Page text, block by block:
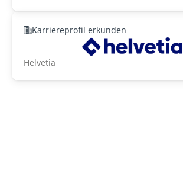
Karriereprofil erkunden
Helvetia